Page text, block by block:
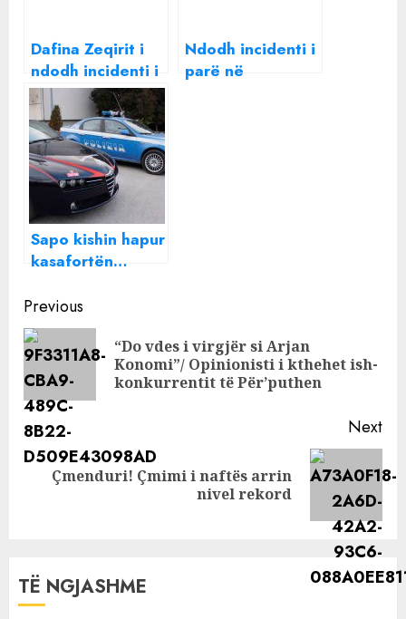
Dafina Zeqirit i
ndodh incidenti i
papritur pas
koncertit
Ndodh incidenti i
parë në
Sapo kishin hapur
kasafortën…
Arrestohen 3
‘skifterët’
shqiptarë në Itali
Continue
Reading
Previous
“Do vdes i virgjër si Arjan
Konomi”/ Opinionisti i kthehet ish-
konkurrentit të Për’puthen
Next
NextÇmenduri! Çmimi i naftës arrin
nivel rekord
TË NGJASHME